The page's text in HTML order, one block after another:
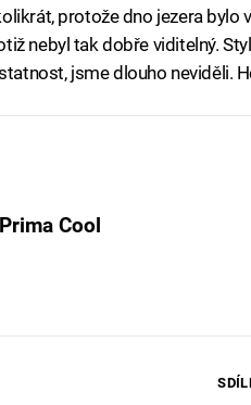
protože dno jezera bylo
nebyl tak dobře viditelný.
jsme dlouho neviděli.
Cool